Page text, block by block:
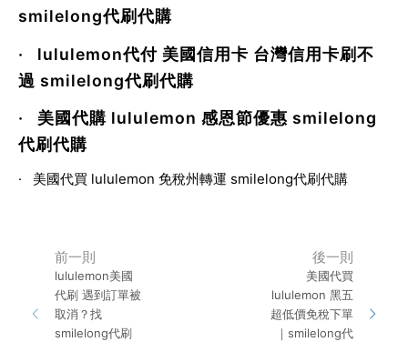
smilelong代刷代購
· lululemon代付 美國信用卡 台灣信用卡刷不
過 smilelong代刷代購
· 美國代購 lululemon 感恩節優惠 smilelong
代刷代購
· 美國代買 lululemon 免稅州轉運 smilelong代刷代購
前一則
lululemon美國
代刷 遇到訂單被
取消？找
smilelong代刷
後一則
美國代買
lululemon 黑五
超低價免稅下單
｜smilelong代